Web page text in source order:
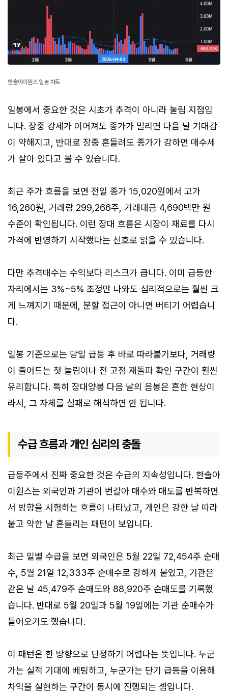
한솔아이원스 일봉 차트
일봉에서 중요한 것은 시초가 추격이 아니라 눌림 지점입
니다. 장중 강세가 이어져도 종가가 밀리면 다음 날 기대감
이 약해지고, 반대로 장중 흔들려도 종가가 강하면 매수세
가 살아 있다고 볼 수 있습니다.
최근 주가 흐름을 보면 전일 종가 15,020원에서 고가
16,260원, 거래량 299,266주, 거래대금 4,690백만 원
수준이 확인됩니다. 이런 장대 흐름은 시장이 재료를 다시
가격에 반영하기 시작했다는 신호로 읽을 수 있습니다.
다만 추격매수는 수익보다 리스크가 큽니다. 이미 급등한
자리에서는 3%~5% 조정만 나와도 심리적으로는 훨씬 크
게 느껴지기 때문에, 분할 접근이 아니면 버티기 어렵습니
다.
일봉 기준으로는 당일 급등 후 바로 따라붙기보다, 거래량
이 줄어드는 첫 눌림이나 전 고점 재돌파 확인 구간이 훨씬
유리합니다. 특히 장대양봉 다음 날의 음봉은 흔한 현상이
라서, 그 자체를 실패로 해석하면 안 됩니다.
수급 흐름과 개인 심리의 충돌
급등주에서 진짜 중요한 것은 수급의 지속성입니다. 한솔아
이원스는 외국인과 기관이 번갈아 매수와 매도를 반복하면
서 방향을 시험하는 흐름이 나타났고, 개인은 강한 날 따라
붙고 약한 날 흔들리는 패턴이 보입니다.
최근 일별 수급을 보면 외국인은 5월 22일 72,454주 순매
수, 5월 21일 12,333주 순매수로 강하게 붙었고, 기관은
같은 날 45,479주 순매도와 88,920주 순매도를 기록했
습니다. 반대로 5월 20일과 5월 19일에는 기관 순매수가
들어오기도 했습니다.
이 패턴은 한 방향으로 단정하기 어렵다는 뜻입니다. 누군
가는 실적 기대에 베팅하고, 누군가는 단기 급등을 이용해
차익을 실현하는 구간이 동시에 진행되는 셈입니다.